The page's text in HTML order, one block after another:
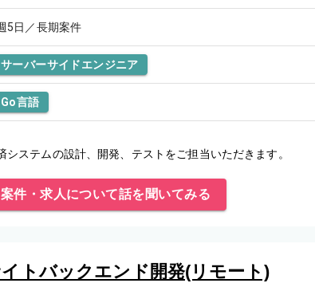
5日／長期案件
サーバーサイドエンジニア
Go言語
システムの設計、開発、テストをご担当いただきます。
件・求人について話を聞いてみる
イトバックエンド開発(リモート)